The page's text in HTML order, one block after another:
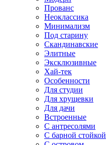
Прованс
Неоклассика
Минимализм
Под старину
Скандинавские
Элитные
Эксклюзивные
Хай-тек
Особенности
Для студии
Для хрущевки
Для дачи
Встроенные
С антресолями
С барной стойкой